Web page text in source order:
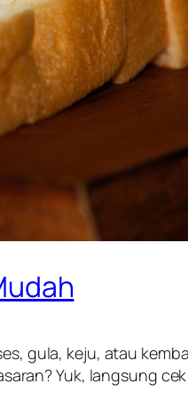
gula, keju, atau
Yuk, langsung